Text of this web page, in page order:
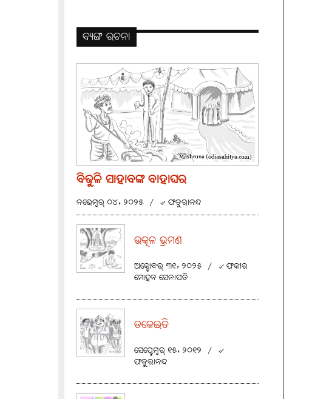
ବ୍ୟଙ୍ଗ ରଚନା
ବିଜୁଳି ସାହାବଙ୍କ ବାହାଘର
ନଭେମ୍ବର୍ ୦୪, ୨୦୨୫ / ୰ ଫତୁରାନନ୍ଦ
ଉତ୍କଳ ଭ୍ରମଣ
ଅକ୍ଟୋବର୍ ୩୧, ୨୦୨୫ / ୰ ଫକୀର
ମୋହନ ସେନାପତି
ଡକେଇତି
ସେପ୍ଟେମ୍ବର୍ ୧୫, ୨୦୧୨ / ୰
ଫତୁରାନନ୍ଦ